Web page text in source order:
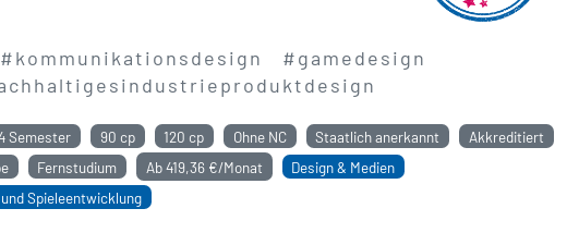
#kommunikationsdesign
#gamedesign
Semester 90 cp 120 cp Ohne NC Staatlich anerkannt
Akkreditiert
Fernstudium Ab419,36 €/Monat
Design & Medien
Spieleentwicklung